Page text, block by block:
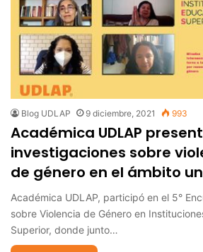
Blog UDLAP 9 diciembre, 2021 993
Académica UDLAP
investigaciones sobre
de género en el ámbito
Académica UDLAP, participó en el 5°
sobre Violencia de Género en
Superior, donde junto…